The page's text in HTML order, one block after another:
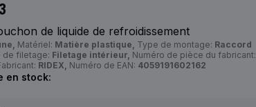
de liquide de refroidissement
Matériel: Matière plastique, Type de montage: Raccord
de filetage: Filetage intérieur, Numéro de pièce du fabricant:
RIDEX, Numéro de EAN: 4059191602162
en stock: